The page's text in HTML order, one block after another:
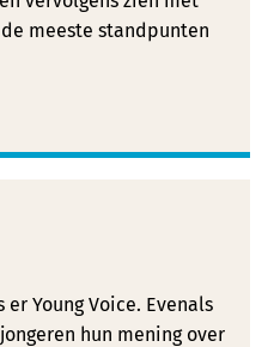
meeste standpunten
Young Voice. Evenals
hun mening over